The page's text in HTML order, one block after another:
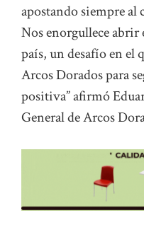
apostando siempre
Nos enorgullece abrir
país, un desafío en el
Arcos Dorados para
positiva” afirmó
General de Arcos